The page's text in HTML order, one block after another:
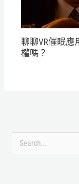
聊聊VR催眠
權嗎？